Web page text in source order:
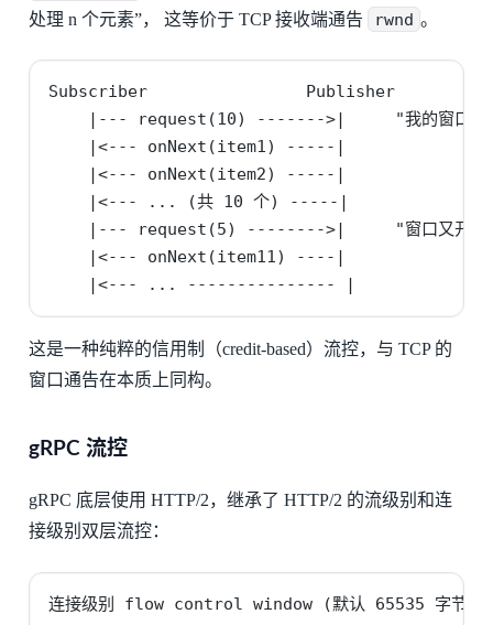
处理 n 个元素”， 这等价于 TCP 接收端通告
rwnd 。
Subscriber                Publisher
|--- request(10) ------->|     "我的窗口大
    |<--- onNext(item1) -----|
    |<--- onNext(item2) -----|
    |<--- ... (共 10 个) -----|
|--- request(5) -------->|     "窗口又开了
    |<--- onNext(item11) ----|
    |<--- ... --------------- |
这是一种纯粹的信用制（credit-based）流控，与 TCP 的
窗口通告在本质上同构。
gRPC 流控
gRPC 底层使用 HTTP/2，继承了 HTTP/2 的流级别和连
接级别双层流控：
连接级别 flow control window (默认 65535 字节)